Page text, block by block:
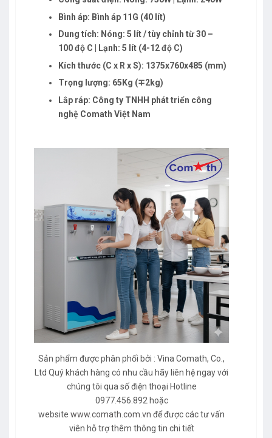
Bình áp: Bình áp 11G (40 lít)
Dung tích: Nóng: 5 lít / tùy chỉnh từ 30 –
100 độ C | Lạnh: 5 lít (4-12 độ C)
Kích thước (C x R x S): 1375x760x485 (mm)
Trọng lượng: 65Kg (∓2kg)
Lắp ráp: Công ty TNHH phát triển công
nghệ Comath Việt Nam
Sản phẩm được phân phối bởi : Vina Comath, Co.,
Ltd Quý khách hàng có nhu cầu hãy liên hệ ngay với
chúng tôi qua số điện thoại Hotline
0977.456.892 hoặc
website www.comath.com.vn để được các tư vấn
viên hỗ trợ thêm thông tin chi tiết